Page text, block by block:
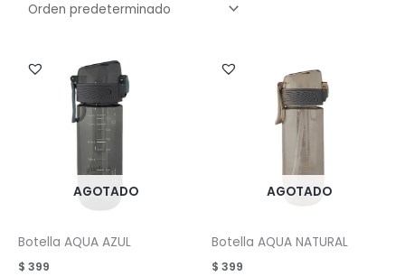
AGOTADO
Botella AQUA AZUL
$ 399
AGOTADO
Botella AQUA NATURAL
$ 399